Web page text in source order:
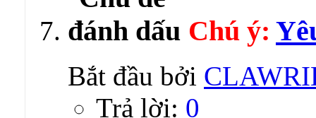
Chú ý:
Bắt đầu bởi
Trả lời: 0